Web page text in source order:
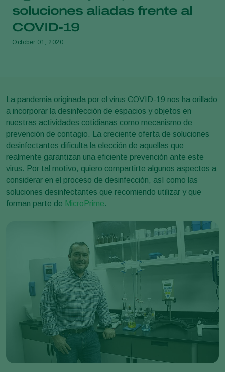
soluciones aliadas frente al
COVID-19
October 01, 2020
La pandemia originada por el virus COVID-19 nos ha orillado
a incorporar la desinfección de espacios y objetos en
nuestras actividades cotidianas como mecanismo de
prevención de contagio. La creciente oferta de soluciones
desinfectantes dificulta la elección de aquellas que
realmente garantizan una eficiente prevención ante este
virus. Por tal motivo, quiero compartirte algunos aspectos a
considerar en el proceso de desinfección, así como las
soluciones desinfectantes que recomiendo utilizar y que
forman parte de MicroPrime.